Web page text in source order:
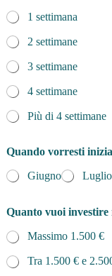
1 settimana
2 settimane
3 settimane
4 settimane
Più di 4 settimane
Quando vorresti
Giugno
Luglio
Quanto vuoi investire
Massimo 1.500 €
Tra 1.500 € e